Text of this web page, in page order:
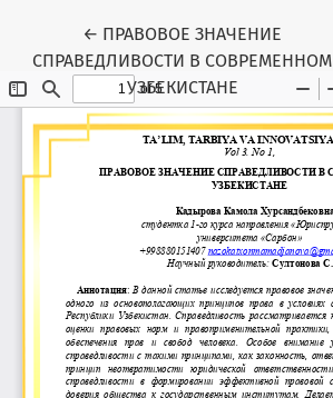
← Return to Article Details
ПРАВОВОЕ ЗНАЧЕНИЕ
СПРАВЕДЛИВОСТИ В СОВРЕМЕННОМ
УЗБЕКИСТАНЕ